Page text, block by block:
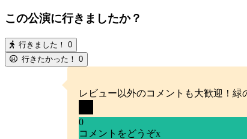
この公演に行きましたか？
行きました！ 0
行きたかった！ 0
レビュー以外のコメントも大歓迎！
0
コメントをどうぞx